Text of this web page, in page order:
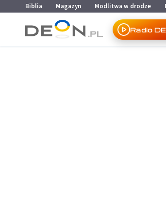
Przejdź do menu głównego
Przejdź do treści
Biblia Magazyn Modlitwa w drodze
Radio